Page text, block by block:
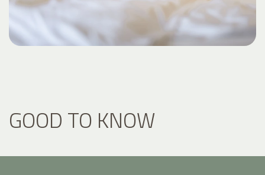
GOOD TO KNOW